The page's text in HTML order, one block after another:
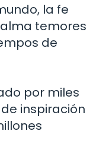
la fe
temores
de
por miles
inspiración